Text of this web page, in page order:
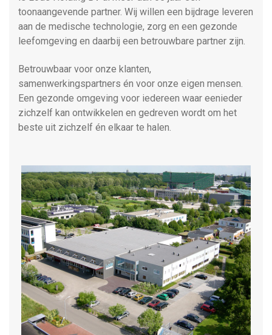
toonaangevende partner. Wij willen een bijdrage leveren
aan de medische technologie, zorg en een gezonde
leefomgeving en daarbij een betrouwbare partner zijn.
Betrouwbaar voor onze klanten,
samenwerkingspartners én voor onze eigen mensen.
Een gezonde omgeving voor iedereen waar eenieder
zichzelf kan ontwikkelen en gedreven wordt om het
beste uit zichzelf én elkaar te halen.